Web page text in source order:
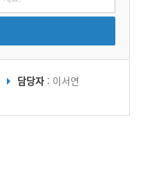
담당자 : 이서연